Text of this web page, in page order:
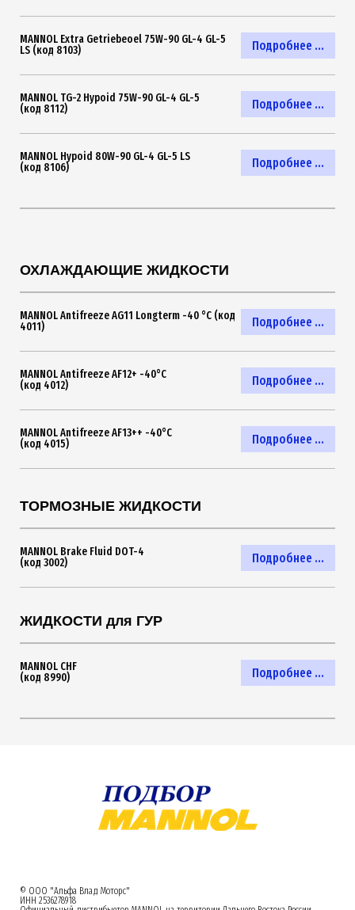
Подробнее ...
MANNOL Extra Getriebeoel 75W-90 GL-4 GL-5
LS (код 8103)
Подробнее ...
MANNOL TG-2 Hypoid 75W-90 GL-4 GL-5
(код 8112)
Подробнее ...
MANNOL Hypoid 80W-90 GL-4 GL-5 LS
(код 8106)
ОХЛАЖДАЮЩИЕ ЖИДКОСТИ
Подробнее ...
MANNOL Antifreeze AG11 Longterm -40 °C (код
4011)
Подробнее ...
MANNOL Antifreeze AF12+ -40°C
(код 4012)
Подробнее ...
MANNOL Antifreeze AF13++ -40°C
(код 4015)
ТОРМОЗНЫЕ ЖИДКОСТИ
Подробнее ...
MANNOL Brake Fluid DOT-4
(код 3002)
ЖИДКОСТИ для ГУР
Подробнее ...
MANNOL CHF
(код 8990)
© ООО "Альфа Влад Моторс"
ИНН 2536278918